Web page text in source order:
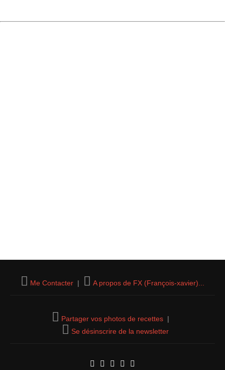
Me Contacter | A propos de FX (François-xavier)...
Partager vos photos de recettes |
Se désinscrire de la newsletter